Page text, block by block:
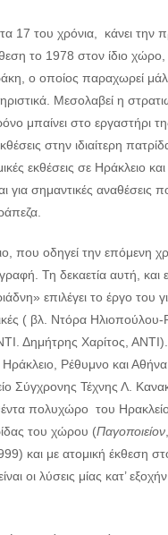
17 του χρόνια, κάνει την
το 1978 στον ίδιο χώρο,
ο οποίος παραχωρεί
Μεσολαβεί η
μπαίνει στο εργαστήρι
στην ιδιαίτερη
εκθέσεις σε Ηράκλειο
σημαντικές αναθέσεις
που οδηγεί την επόμενη
Τη δεκαετία αυτή,
επιλέγει το έργο του
( βλ. Ντόρα
Δημήτρης Χαρίτος,
Ρέθυμνο και
Τέχνης Λ.
πολυχώρο του
του χώρου (Παγοποιείον
και με ατομική έκθεση
οι λύσεις μίας κατ’ εξοχήν